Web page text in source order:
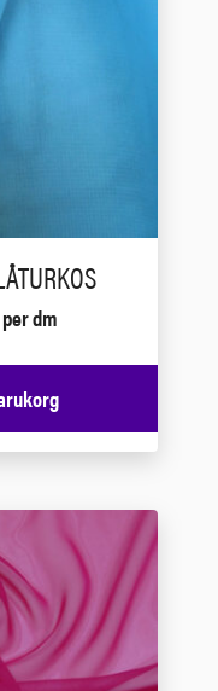
dm